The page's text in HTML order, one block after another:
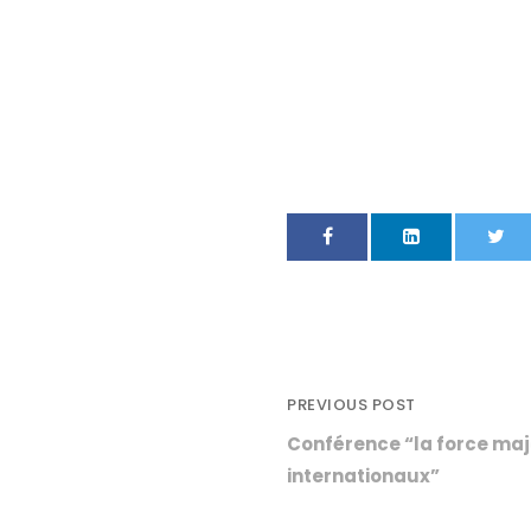
PREVIOUS POST
Conférence “la force
internationaux”